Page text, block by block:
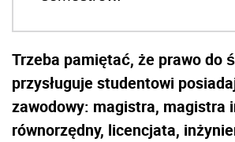
Trzeba pamiętać, że prawo do
przysługuje studentowi
zawodowy: magistra, magistra
równorzędny, licencjata,